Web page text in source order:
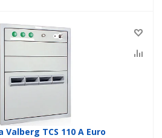
TCS 110 A Euro